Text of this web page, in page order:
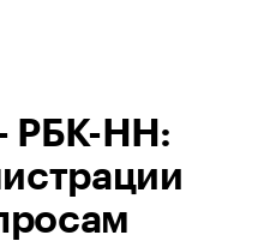
РБК-НН: